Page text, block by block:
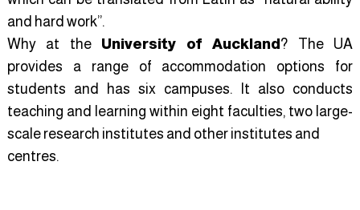
and hard work”.
Why at the University of Auckland ? The UA
provides a range of accommodation options for
students and has six campuses. It also conducts
teaching and learning within eight faculties, two large-
scale research institutes and other institutes and
centres.